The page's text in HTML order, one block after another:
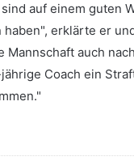
auf einem guten
erklärte er
Mannschaft auch
Coach ein